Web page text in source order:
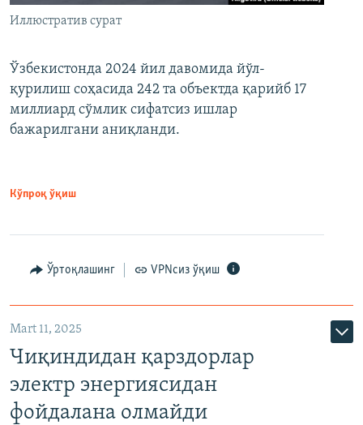
Иллюстратив сурат
Ўзбекистонда 2024 йил давомида йўл-
қурилиш соҳасида 242 та объектда қарийб 17
миллиард сўмлик сифатсиз ишлар
бажарилгани аниқланди.
Кўпроқ ўқиш
Ўртоқлашинг VPNсиз ўқиш
Mart 11, 2025
Чиқиндидан қарздорлар
электр энергиясидан
фойдалана олмайди